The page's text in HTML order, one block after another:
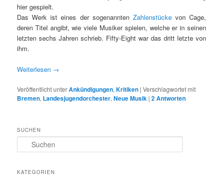
hier gespielt.
Das Werk ist eines der sogenannten Zahlenstückevon Cage,
deren Titel angibt, wie viele Musiker spielen, welche er in seinen
letzten sechs Jahren schrieb. Fifty-Eight war das dritt letzte von
ihm.
Weiterlesen →
Veröffentlicht unterAnkündigungen,Kritiken |Verschlagwortet mit
Bremen, Landesjugendorchester,Neue Musik |2Antworten
SUCHEN
u
h
KATEGORIEN